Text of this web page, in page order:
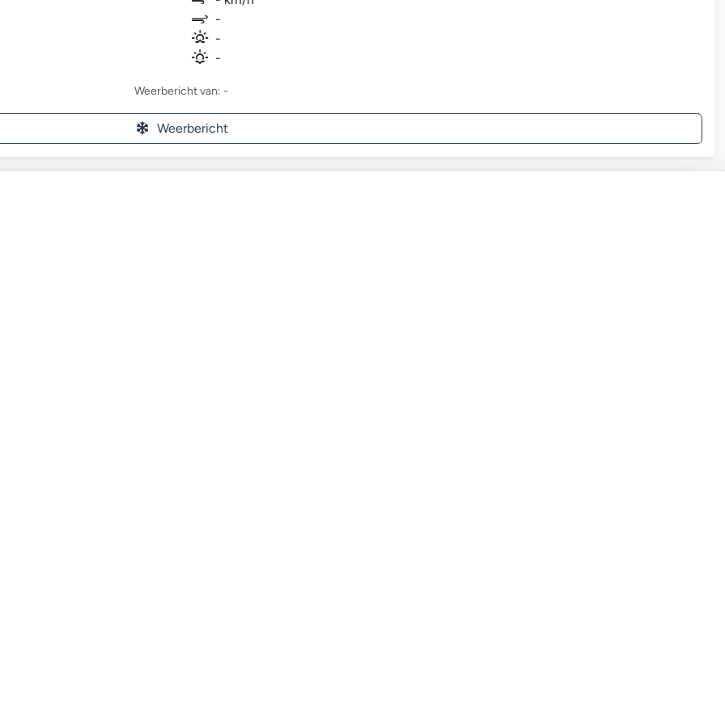
-
-
-
Weerbericht van: -
Weerbericht